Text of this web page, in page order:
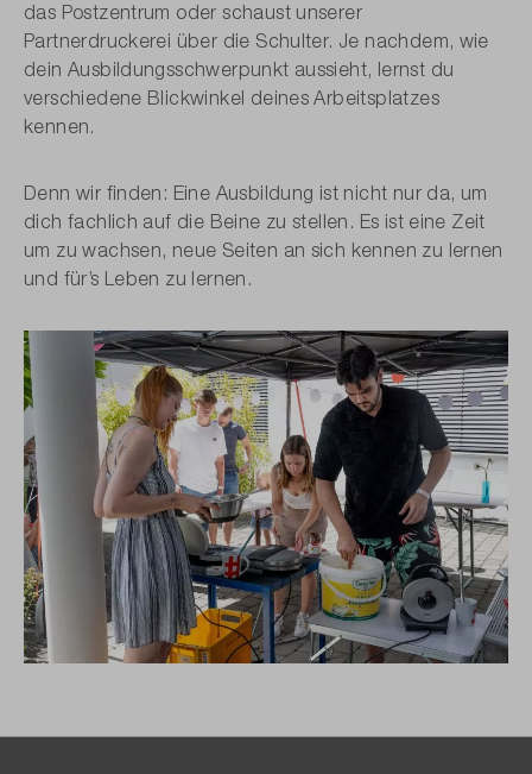
das Postzentrum oder schaust unserer
Partnerdruckerei über die Schulter. Je nachdem, wie
dein Ausbildungsschwerpunkt aussieht, lernst du
verschiedene Blickwinkel deines Arbeitsplatzes
kennen.
Denn wir finden: Eine Ausbildung ist nicht nur da, um
dich fachlich auf die Beine zu stellen. Es ist eine Zeit
um zu wachsen, neue Seiten an sich kennen zu lernen
und für’s Leben zu lernen.
Bildergalerie überspringen